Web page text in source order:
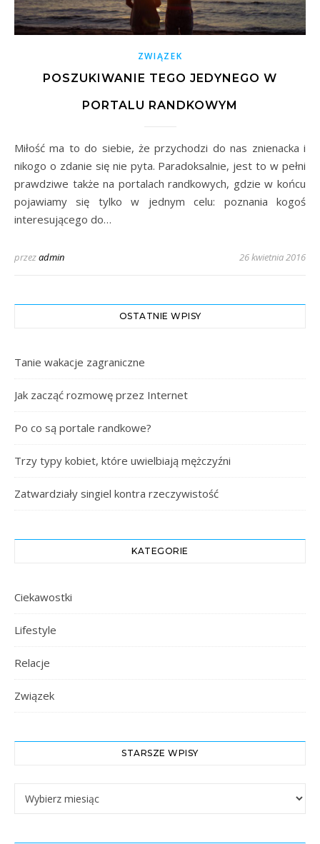
ZWIĄZEK
POSZUKIWANIE TEGO JEDYNEGO W
PORTALU RANDKOWYM
Miłość ma to do siebie, że przychodzi do nas znienacka i
nikogo o zdanie się nie pyta. Paradoksalnie, jest to w pełni
prawdziwe także na portalach randkowych, gdzie w końcu
pojawiamy się tylko w jednym celu: poznania kogoś
interesującego do…
przezadmin 26 kwietnia 2016
OSTATNIE WPISY
Tanie wakacje zagraniczne
Jak zacząć rozmowę przez Internet
Po co są portale randkowe?
Trzy typy kobiet, które uwielbiają mężczyźni
Zatwardziały singiel kontra rzeczywistość
KATEGORIE
Ciekawostki
Lifestyle
Relacje
Związek
STARSZE WPISY